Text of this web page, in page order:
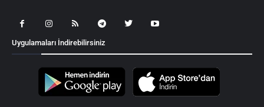
Uygulamaları İndirebilirsiniz